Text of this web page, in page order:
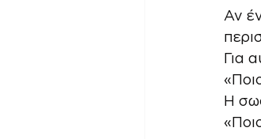
Αν
Για
Η